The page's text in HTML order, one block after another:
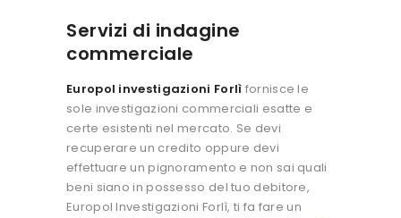
Servizi di indagine
commerciale
Europol investigazioni Forlì fornisce le
sole investigazioni commerciali esatte e
certe esistenti nel mercato. Se devi
recuperare un credito oppure devi
effettuare un pignoramento e non sai quali
beni siano in possesso del tuo debitore,
Europol Investigazioni Forlì, ti fa fare un